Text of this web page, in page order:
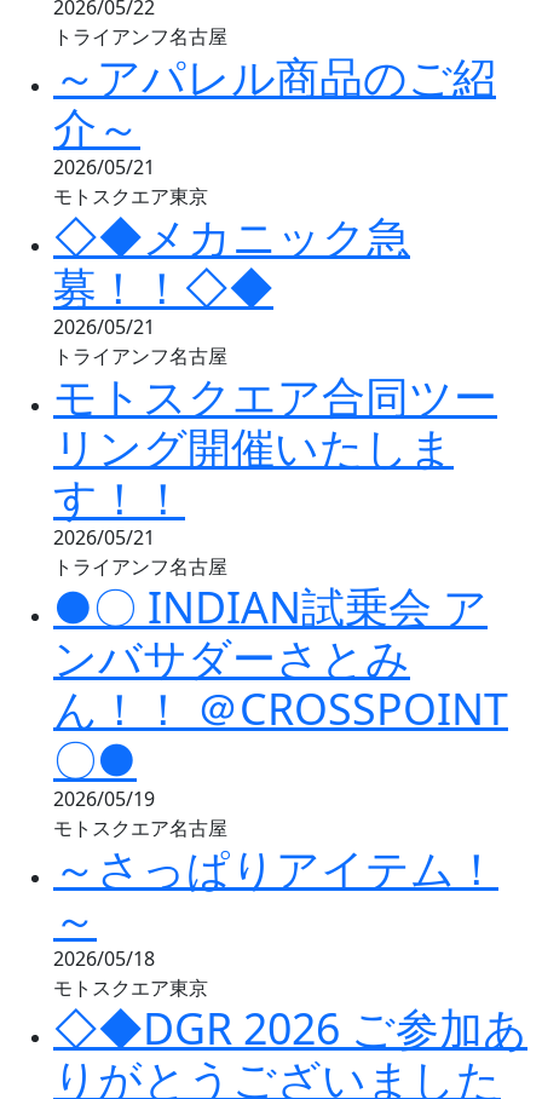
2026/05/22
トライアンフ名古屋
～アパレル商品のご紹
介～
2026/05/21
モトスクエア東京
◇◆メカニック急
募！！◇◆
2026/05/21
トライアンフ名古屋
モトスクエア合同ツー
リング開催いたしま
す！！
2026/05/21
トライアンフ名古屋
●〇 INDIAN試乗会 ア
ンバサダーさとみ
ん！！ ＠CROSSPOINT
〇●
2026/05/19
モトスクエア名古屋
～さっぱりアイテム！
～
2026/05/18
モトスクエア東京
◇◆DGR 2026 ご参加あ
りがとうございました